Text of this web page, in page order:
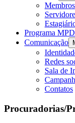
Membros
Programa
Comunicação
Redes
Sala de
Contatos
Procuradorias/